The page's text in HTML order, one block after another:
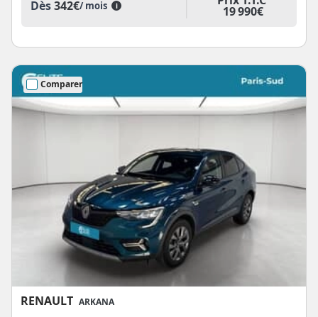
Dès342€/ mois i 19 990€
Comparer
RENAULT ARKANA